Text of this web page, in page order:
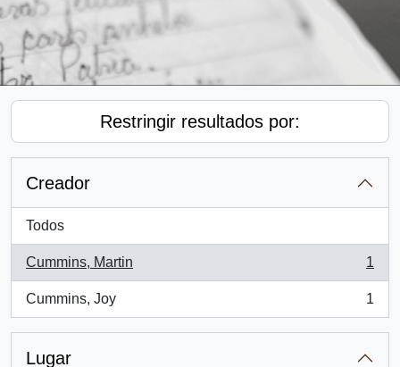
Restringir resultados por:
Creador
Todos
Cummins, Martin
, 1 resultados
1
Cummins, Joy
, 1 resultados
1
Lugar